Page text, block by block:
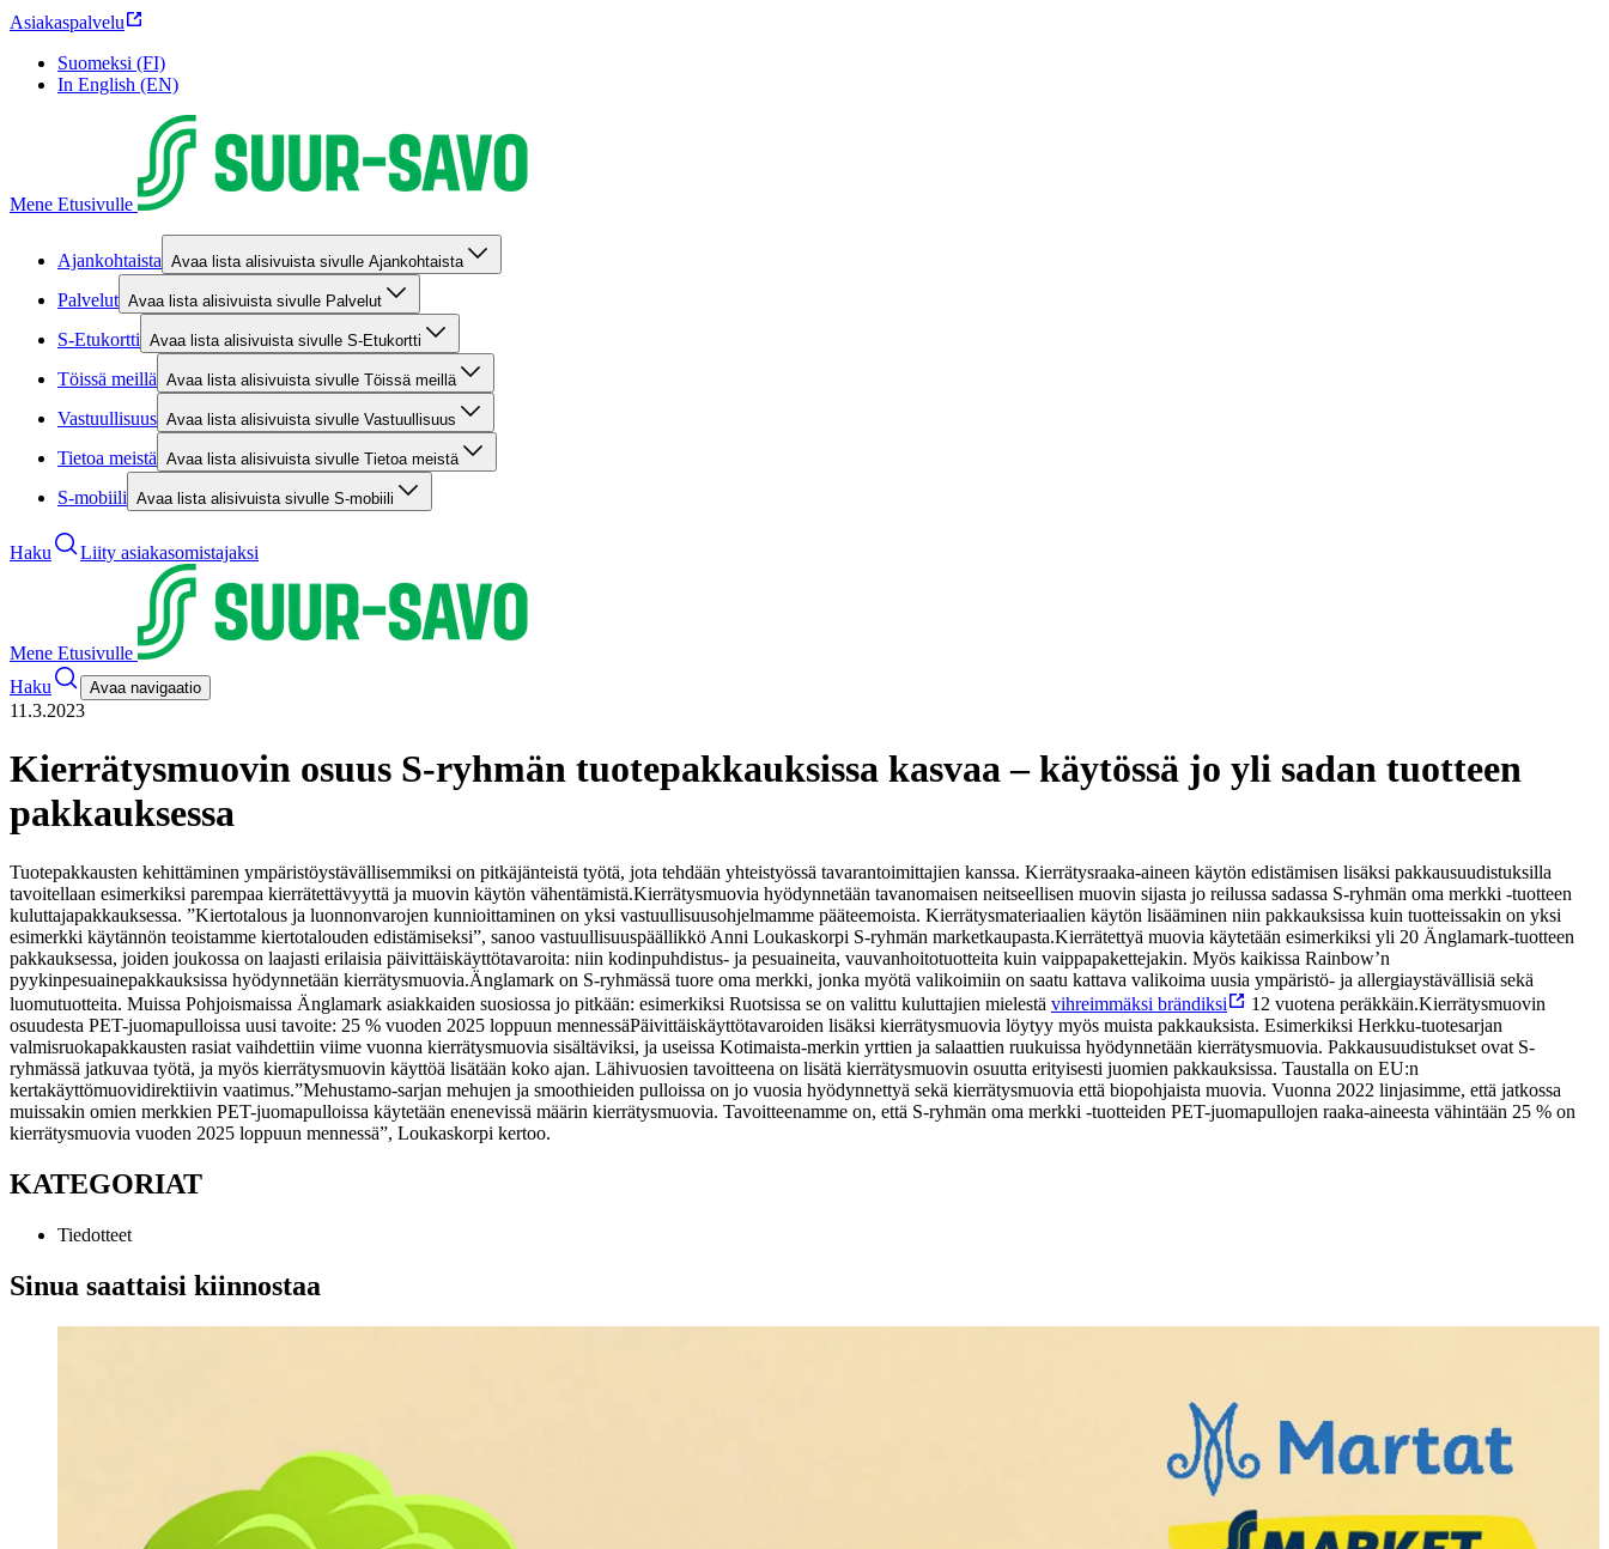
Asiakaspalvelu
Suomeksi (FI)
In English (EN)
Mene Etusivulle
Ajankohtaista Avaa lista alisivuista sivulle Ajankohtaista
Palvelut Avaa lista alisivuista sivulle Palvelut
S-Etukortti Avaa lista alisivuista sivulle S-Etukortti
Töissä meillä Avaa lista alisivuista sivulle Töissä meillä
Vastuullisuus Avaa lista alisivuista sivulle Vastuullisuus
Tietoa meistä Avaa lista alisivuista sivulle Tietoa meistä
S-mobiili Avaa lista alisivuista sivulle S-mobiili
Haku Liity asiakasomistajaksi
Mene Etusivulle
Haku
Avaa navigaatio
11.3.2023
Kierrätysmuovin osuus S-ryhmän tuotepakkauksissa kasvaa – käytössä jo yli sadan tuotteen
pakkauksessa
Tuotepakkausten kehittäminen ympäristöystävällisemmiksi on pitkäjänteistä työtä, jota tehdään yhteistyössä tavarantoimittajien kanssa. Kierrätysraaka-aineen käytön edistämisen lisäksi pakkausuudistuksilla
tavoitellaan esimerkiksi parempaa kierrätettävyyttä ja muovin käytön vähentämistä.Kierrätysmuovia hyödynnetään tavanomaisen neitseellisen muovin sijasta jo reilussa sadassa S-ryhmän oma merkki -tuotteen
kuluttajapakkauksessa. ”Kiertotalous ja luonnonvarojen kunnioittaminen on yksi vastuullisuusohjelmamme pääteemoista. Kierrätysmateriaalien käytön lisääminen niin pakkauksissa kuin tuotteissakin on yksi
esimerkki käytännön teoistamme kiertotalouden edistämiseksi”, sanoo vastuullisuuspäällikkö Anni Loukaskorpi S-ryhmän marketkaupasta.Kierrätettyä muovia käytetään esimerkiksi yli 20 Änglamark-tuotteen
pakkauksessa, joiden joukossa on laajasti erilaisia päivittäiskäyttötavaroita: niin kodinpuhdistus- ja pesuaineita, vauvanhoitotuotteita kuin vaippapakettejakin. Myös kaikissa Rainbow’n
pyykinpesuainepakkauksissa hyödynnetään kierrätysmuovia.Änglamark on S-ryhmässä tuore oma merkki, jonka myötä valikoimiin on saatu kattava valikoima uusia ympäristö- ja allergiaystävällisiä sekä
luomutuotteita. Muissa Pohjoismaissa Änglamark asiakkaiden suosiossa jo pitkään: esimerkiksi Ruotsissa se on valittu kuluttajien mielestä vihreimmäksi brändiksi 12 vuotena peräkkäin.Kierrätysmuovin
osuudesta PET-juomapulloissa uusi tavoite: 25 % vuoden 2025 loppuun mennessäPäivittäiskäyttötavaroiden lisäksi kierrätysmuovia löytyy myös muista pakkauksista. Esimerkiksi Herkku-tuotesarjan
valmisruokapakkausten rasiat vaihdettiin viime vuonna kierrätysmuovia sisältäviksi, ja useissa Kotimaista-merkin yrttien ja salaattien ruukuissa hyödynnetään kierrätysmuovia. Pakkausuudistukset ovat S-
ryhmässä jatkuvaa työtä, ja myös kierrätysmuovin käyttöä lisätään koko ajan. Lähivuosien tavoitteena on lisätä kierrätysmuovin osuutta erityisesti juomien pakkauksissa. Taustalla on EU:n
kertakäyttömuovidirektiivin vaatimus.”Mehustamo-sarjan mehujen ja smoothieiden pulloissa on jo vuosia hyödynnettyä sekä kierrätysmuovia että biopohjaista muovia. Vuonna 2022 linjasimme, että jatkossa
muissakin omien merkkien PET-juomapulloissa käytetään enenevissä määrin kierrätysmuovia. Tavoitteenamme on, että S-ryhmän oma merkki -tuotteiden PET-juomapullojen raaka-aineesta vähintään 25 % on
kierrätysmuovia vuoden 2025 loppuun mennessä”, Loukaskorpi kertoo.
KATEGORIAT
Tiedotteet
Sinua saattaisi kiinnostaa